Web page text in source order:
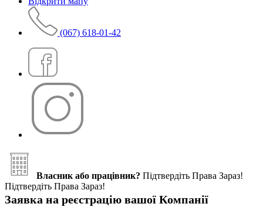
(067) 618-01-42
Власник або працівник? Підтвердіть Права Зараз!
Підтвердіть Права Зараз!
Заявка на реєстрацію вашої Компанії